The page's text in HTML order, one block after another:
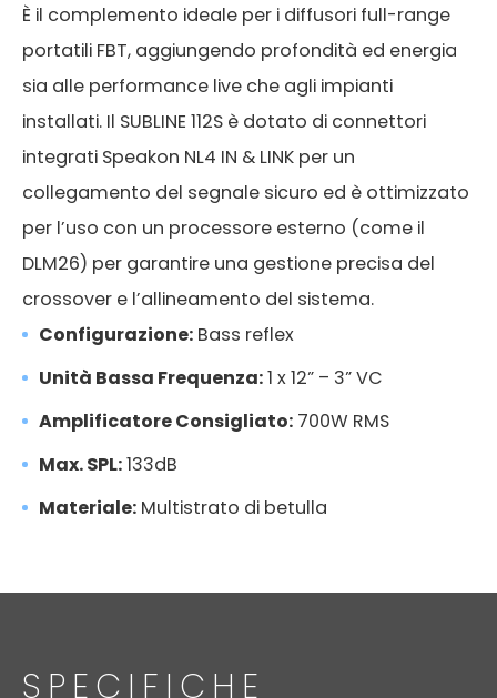
È il complemento ideale per i diffusori full-range
portatili FBT, aggiungendo profondità ed energia
sia alle performance live che agli impianti
installati. Il SUBLINE 112S è dotato di connettori
integrati Speakon NL4 IN & LINK per un
collegamento del segnale sicuro ed è ottimizzato
per l’uso con un processore esterno (come il
DLM26) per garantire una gestione precisa del
crossover e l’allineamento del sistema.
Configurazione: Bass reflex
Unità Bassa Frequenza:1 x 12” – 3” VC
Amplificatore Consigliato: 700W RMS
Max. SPL:133dB
Materiale: Multistrato di betulla
SPECIFICHE